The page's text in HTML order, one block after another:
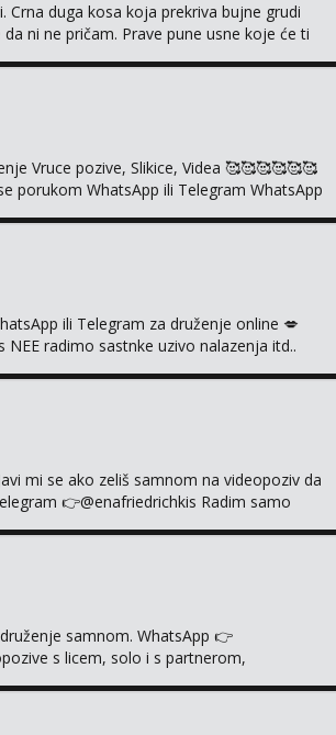
Crna duga kosa koja prekriva bujne grudi
ni ne pričam. Prave pune usne koje će ti
Vruce pozive, Slikice, Videa 🥰🥰🥰🥰🥰🥰
porukom WhatsApp ili Telegram WhatsApp
ili Telegram za druženje online 💋
radimo sastnke uzivo nalazenja itd..
mi se ako zeliš samnom na videopoziv da
👉@enafriedrichkis Radim samo
samnom. WhatsApp 👉
s licem, solo i s partnerom,